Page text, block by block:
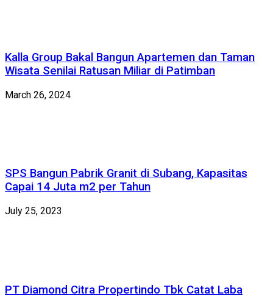
Kalla Group Bakal Bangun Apartemen dan Taman
Wisata Senilai Ratusan Miliar di Patimban
March 26, 2024
SPS Bangun Pabrik Granit di Subang, Kapasitas
Capai 14 Juta m2 per Tahun
July 25, 2023
PT Diamond Citra Propertindo Tbk Catat Laba